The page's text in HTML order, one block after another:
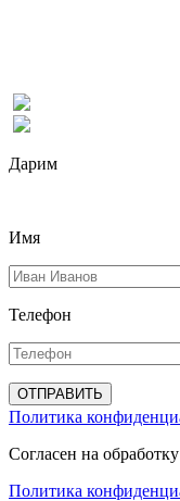
Дарим
Имя
Телефон
ОТПРАВИТЬ
Политика
Согласен на
Политика